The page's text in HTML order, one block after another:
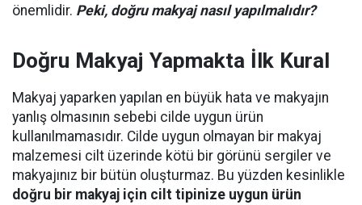
önemlidir. Peki, doğru makyaj nasıl yapılmalıdır?
Doğru Makyaj Yapmakta İlk Kural
Makyaj yaparken yapılan en büyük hata ve makyajın
yanlış olmasının sebebi cilde uygun ürün
kullanılmamasıdır. Cilde uygun olmayan bir makyaj
malzemesi cilt üzerinde kötü bir görünü sergiler ve
makyajınız bir bütün oluşturmaz. Bu yüzden kesinlikle
doğru bir makyaj için cilt tipinize uygun ürün